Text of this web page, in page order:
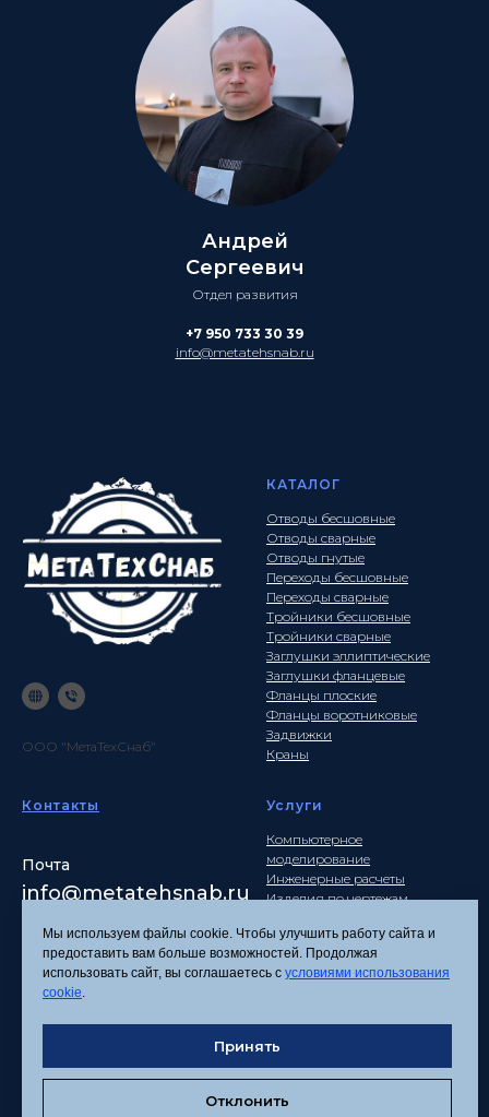
Андрей
Сергеевич
Отдел развития
+7 950 733 30 39
info@metatehsnab.ru
ООО "МетаТехСнаб"
КАТАЛОГ
Отводы бесшовные
Отводы сварные
Отводы гнутые
Переходы бесшовные
Переходы сварные
Тройники бесшовные
Тройники сварные
Заглушки эллиптические
Заглушки фланцевые
Фланцы плоские
Фланцы воротниковые
Задвижки
Краны
Контакты
Почта
info@metatehsnab.ru
Услуги
Компьютерное
моделирование
Инженерные расчеты
Изделия по чертежам
Политика
Согласие на обработку
персональных данных
Соглашение об
Мы используем файлы cookie. Чтобы улучшить работу сайта и
предоставить вам больше возможностей. Продолжая
использовать сайт, вы соглашаетесь с условиями использования
cookie.
Принять
Отклонить